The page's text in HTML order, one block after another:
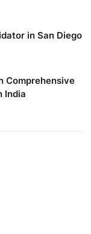
in San Diego
Comprehensive
India